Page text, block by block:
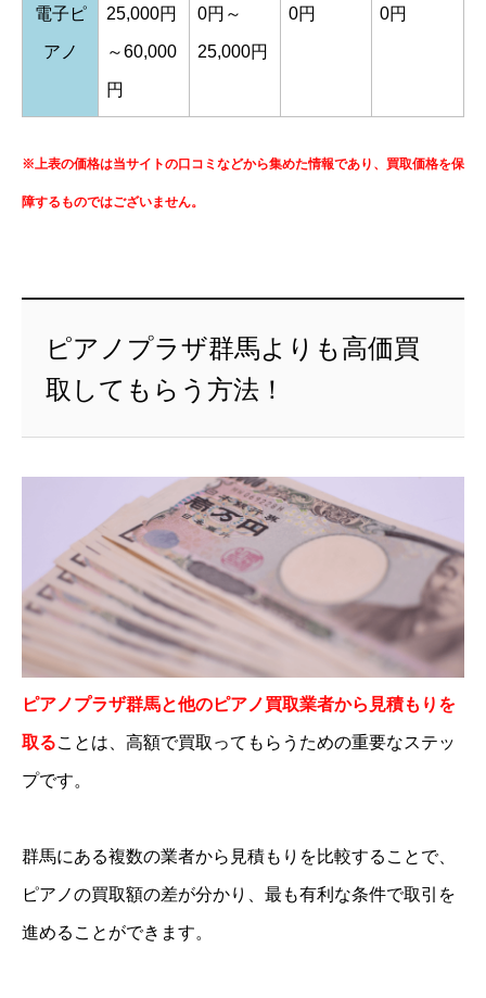
電子ピ
アノ
25,000円
～60,000
円
0円～
25,000円
0円 0円
※上表の価格は当サイトの口コミなどから集めた情報であり、買取価格を保
障するものではございません。
ピアノプラザ群馬よりも高価買
取してもらう方法！
ピアノプラザ群馬と他のピアノ買取業者から見積もりを
取ることは、高額で買取ってもらうための重要なステッ
プです。
群馬にある複数の業者から見積もりを比較することで、
ピアノの買取額の差が分かり、最も有利な条件で取引を
進めることができます。